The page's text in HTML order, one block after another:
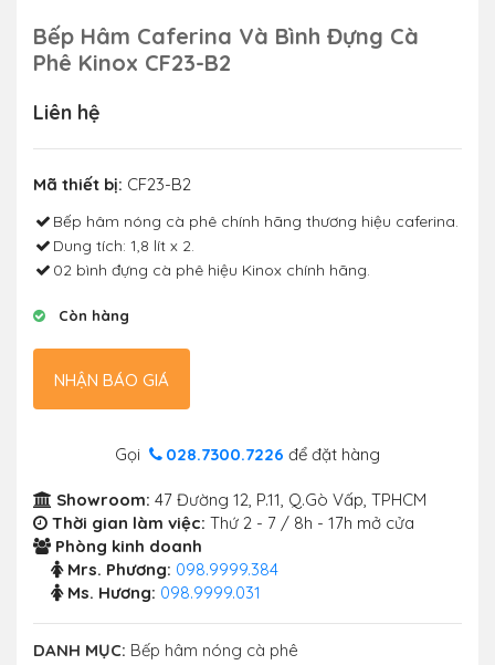
Bếp Hâm Caferina Và Bình Đựng Cà
Phê Kinox CF23-B2
Liên hệ
Mã thiết bị: CF23-B2
Bếp hâm nóng cà phê chính hãng thương hiệu caferina.
Dung tích: 1,8 lít x 2.
02 bình đựng cà phê hiệu Kinox chính hãng.
Còn hàng
NHẬN BÁO GIÁ
Gọi 028.7300.7226 để đặt hàng
Showroom: 47 Đường 12, P.11, Q.Gò Vấp, TPHCM
Thời gian làm việc: Thứ 2 - 7 / 8h - 17h mở cửa
Phòng kinh doanh
Mrs. Phương: 098.9999.384
Ms. Hương: 098.9999.031
DANH MỤC: Bếp hâm nóng cà phê